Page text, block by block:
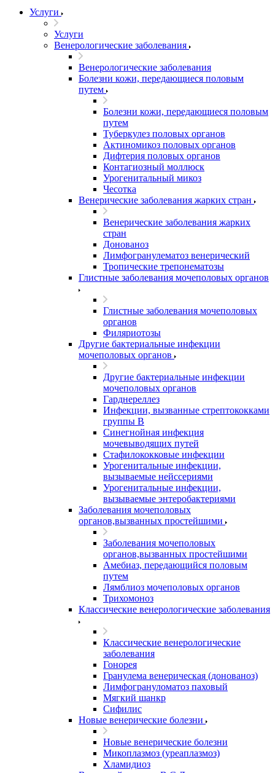
Услуги
Услуги
Венерологические заболевания
Венерологические заболевания
Болезни кожи, передающиеся половым
путем
Болезни кожи, передающиеся половым
путем
Туберкулез половых органов
Актиномикоз половых органов
Дифтерия половых органов
Контагиозный моллюск
Урогенитальный микоз
Чесотка
Венерические заболевания жарких стран
Венерические заболевания жарких
стран
Донованоз
Лимфогранулематоз венерический
Тропические трепонематозы
Глистные заболевания мочеполовых органов
Глистные заболевания мочеполовых
органов
Филяриотозы
Другие бактериальные инфекции
мочеполовых органов
Другие бактериальные инфекции
мочеполовых органов
Гарднереллез
Инфекции, вызванные стрептококками
группы В
Синегнойная инфекция
мочевыводящих путей
Стафилококковые инфекции
Урогенитальные инфекции,
вызываемые нейссериями
Урогенитальные инфекции,
вызываемые энтеробактериями
Заболевания мочеполовых
органов,вызванных простейшими
Заболевания мочеполовых
органов,вызванных простейшими
Амебиаз, передающийся половым
путем
Лямблиоз мочеполовых органов
Трихомоноз
Классические венерологические заболевания
Классические венерологические
заболевания
Гонорея
Гранулема венерическая (донованоз)
Лимфогрануломатоз паховый
Мягкий шанкр
Сифилис
Новые венерические болезни
Новые венерические болезни
Микоплазмоз (уреаплазмоз)
Хламидиоз